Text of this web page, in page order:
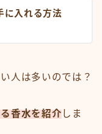
に入れる方法
人は多いのでは？
香水を紹介 しま